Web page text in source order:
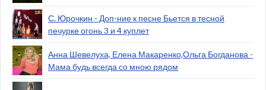
С. Юрочкин - Доп-ние к песне Бьется в тесной
печурке огонь 3 и 4 куплет
Анна Шевелуха, Елена Макаренко,Ольга Богданова -
Мама будь всегда со мною рядом